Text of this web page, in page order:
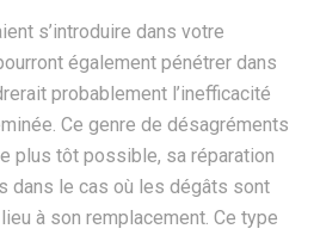
s’introduire dans votre
également pénétrer dans
probablement l’inefficacité
Ce genre de désagréments
plus tôt possible, sa réparation
dans le cas où les dégâts sont
à son remplacement. Ce type